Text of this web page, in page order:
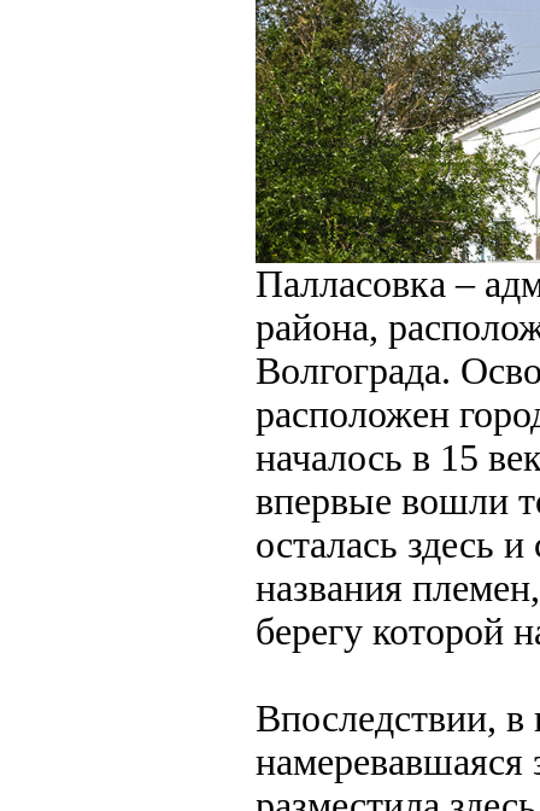
Палласовка –
района,
Волгограда.
расположен
началось в 15
впервые вошли
осталась здесь
названия
берегу которой
Впоследствии, в
намеревавшаяся